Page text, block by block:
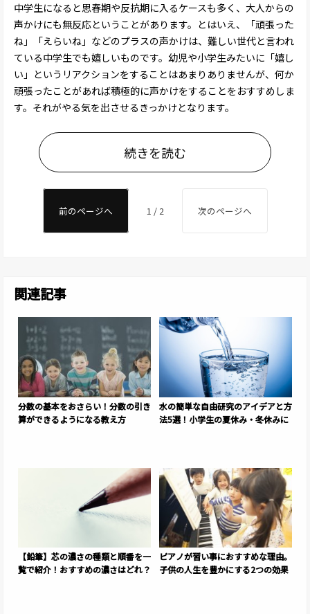
中学生になると思春期や反抗期に入るケースも多く、大人からの
声かけにも無反応ということがあります。とはいえ、「頑張った
ね」「えらいね」などのプラスの声かけは、難しい世代と言われ
ている中学生でも嬉しいものです。幼児や小学生みたいに「嬉し
い」というリアクションをすることはあまりありませんが、何か
頑張ったことがあれば積極的に声かけをすることをおすすめしま
す。それがやる気を出させるきっかけとなります。
続きを読む
前のページへ 1 / 2 次のページへ
関連記事
分数の基本をおさらい！分数の引き
算ができるようになる教え方
水の簡単な自由研究のアイデアと方
法5選！小学生の夏休み・冬休みに
【鉛筆】芯の濃さの種類と順番を一
覧で紹介！おすすめの濃さはどれ？
ピアノが習い事におすすめな理由。
子供の人生を豊かにする2つの効果